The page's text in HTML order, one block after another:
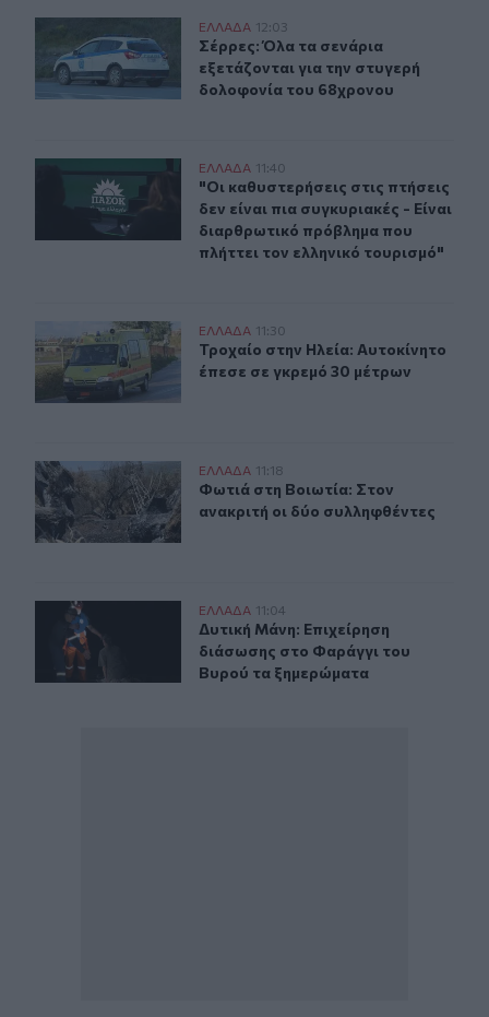
Σέρρες: Όλα τα σενάρια εξετάζονται για την στυγερή
ΕΛΛAΔΑ 12:03
Σέρρες: Όλα τα σενάρια
Σέρρες: Όλα τα σενάρια
εξετάζονται για την στυγερή
δολοφονία του 68χρονου
"Οι καθυστερήσεις στις πτήσεις δεν είναι πια
ΕΛΛAΔΑ 11:40
"Οι καθυστερήσεις στις πτήσεις
"Οι καθυστερήσεις στις πτήσεις
δεν είναι πια συγκυριακές - Είναι
διαρθρωτικό πρόβλημα που
πλήττει τον ελληνικό τουρισμό"
Τροχαίο στην Ηλεία: Αυτοκίνητο έπεσε σε γκρεμό 30
ΕΛΛAΔΑ 11:30
Τροχαίο στην Ηλεία: Αυτοκίνητο
Τροχαίο στην Ηλεία: Αυτοκίνητο
έπεσε σε γκρεμό 30 μέτρων
Φωτιά στη Βοιωτία: Στον ανακριτή οι δύο συλληφθέντες
ΕΛΛAΔΑ 11:18
Φωτιά στη Βοιωτία: Στον ανακριτή
Φωτιά στη Βοιωτία: Στον
ανακριτή οι δύο συλληφθέντες
Δυτική Μάνη: Επιχείρηση διάσωσης στο Φαράγγι του
ΕΛΛAΔΑ 11:04
Δυτική Μάνη: Επιχείρηση
Δυτική Μάνη: Επιχείρηση
διάσωσης στο Φαράγγι του
Βυρού τα ξημερώματα